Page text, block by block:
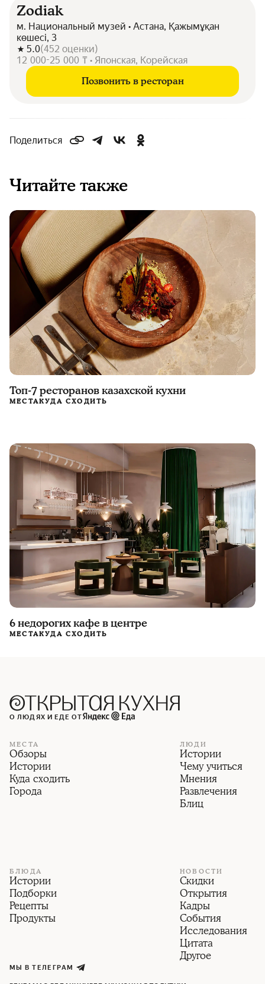
Zodiak
м. Национальный музей • Астана, Қажымұқан
көшесі, 3
5.0(452 оценки)
12 000-25 000 ₸ • Японская, Корейская
Позвонить в ресторан
Поделиться
Читайте также
Топ-7 ресторанов казахской кухни
МЕСТАКУДА СХОДИТЬ
6 недорогих кафе в центре
МЕСТАКУДА СХОДИТЬ
О ЛЮДЯХ И ЕДЕ ОТ
МЕСТА
Обзоры
Истории
Куда сходить
Города
ЛЮДИ
Истории
Чему учиться
Мнения
Развлечения
Блиц
БЛЮДА
Истории
Подборки
Рецепты
Продукты
НОВОСТИ
Скидки
Открытия
Кадры
События
Исследования
Цитата
Другое
МЫ В ТЕЛЕГРАМ